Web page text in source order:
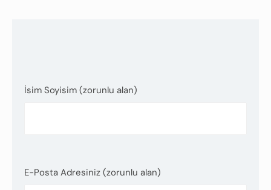
İsim Soyisim (zorunlu alan)
E-Posta Adresiniz (zorunlu alan)